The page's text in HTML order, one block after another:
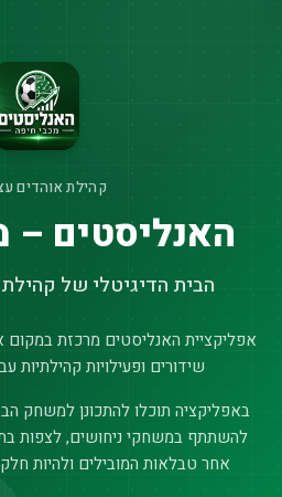
קהילת אוהדים
האנליסטים –
הבית הדיגיטלי של
אפליקציית האנליסטים מרכזת במקום
שידורים ופעילויות קהילתיות
באפליקציה תוכלו להתכונן למשחק
להשתתף במשחקי ניחושים, לצפות
אחר טבלאות המובילים ולהיות